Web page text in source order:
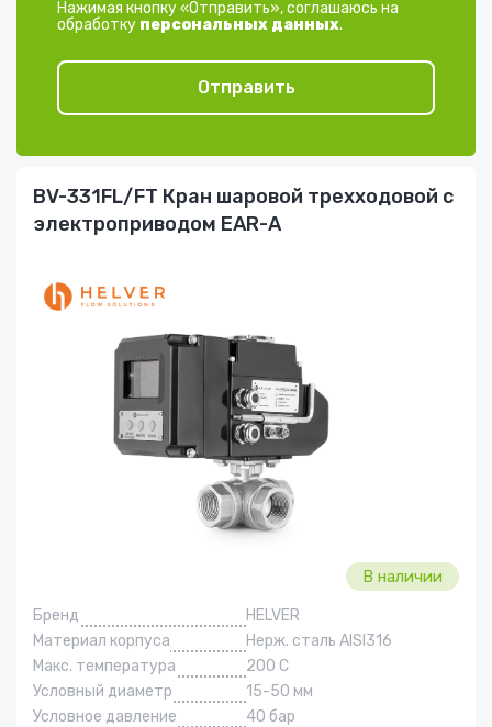
Нажимая кнопку «Отправить», соглашаюсь на
обработку персональных данных.
Отправить
BV-331FL/FT Кран шаровой трехходовой с
электроприводом EAR-A
В наличии
Бренд
HELVER
Материал корпуса
Нерж. сталь AISI316
Макс. температура
200 С
Условный диаметр
15-50 мм
Условное давление
40 бар